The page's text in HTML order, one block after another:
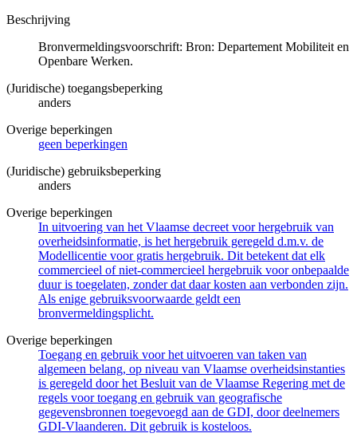
Beschrijving
Bronvermeldingsvoorschrift: Bron: Departement Mobiliteit en
Openbare Werken.
(Juridische) toegangsbeperking
anders
Overige beperkingen
geen beperkingen
(Juridische) gebruiksbeperking
anders
Overige beperkingen
In uitvoering van het Vlaamse decreet voor hergebruik van
overheidsinformatie, is het hergebruik geregeld d.m.v. de
Modellicentie voor gratis hergebruik. Dit betekent dat elk
commercieel of niet-commercieel hergebruik voor onbepaalde
duur is toegelaten, zonder dat daar kosten aan verbonden zijn.
Als enige gebruiksvoorwaarde geldt een
bronvermeldingsplicht.
Overige beperkingen
Toegang en gebruik voor het uitvoeren van taken van
algemeen belang, op niveau van Vlaamse overheidsinstanties
is geregeld door het Besluit van de Vlaamse Regering met de
regels voor toegang en gebruik van geografische
gegevensbronnen toegevoegd aan de GDI, door deelnemers
GDI-Vlaanderen. Dit gebruik is kosteloos.